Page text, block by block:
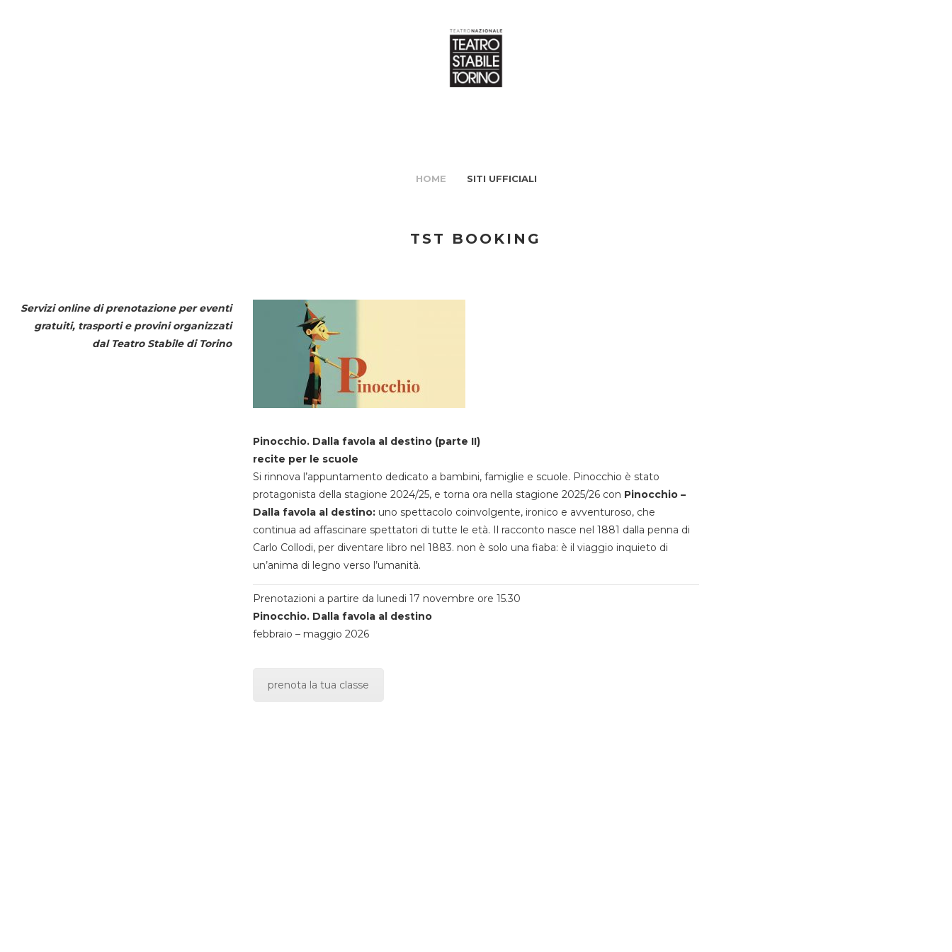
HOME SITI UFFICIALI
TST BOOKING
Servizi online di prenotazione per eventi
gratuiti, trasporti e provini organizzati
dal Teatro Stabile di Torino
Pinocchio. Dalla favola al destino (parte II)
recite per le scuole
Si rinnova l’appuntamento dedicato a bambini, famiglie e scuole. Pinocchio è stato
protagonista della stagione 2024/25, e torna ora nella stagione 2025/26 con Pinocchio –
Dalla favola al destino:uno spettacolo coinvolgente, ironico e avventuroso, che
continua ad affascinare spettatori di tutte le età. Il racconto nasce nel 1881 dalla penna di
Carlo Collodi, per diventare libro nel 1883. non è solo una fiaba: è il viaggio inquieto di
un’anima di legno verso l’umanità.
Prenotazioni a partire da lunedi 17 novembre ore 15.30
Pinocchio. Dalla favola al destino
febbraio – maggio 2026
prenota la tua classe